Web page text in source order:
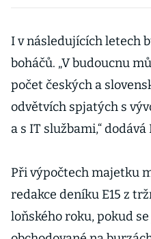
I v následujících letech
boháčů. „V budoucnu
počet českých a
odvětvích spjatých s
a s IT službami,“ dodává
Při výpočtech majetku
redakce deníku E15 z
loňského roku, pokud